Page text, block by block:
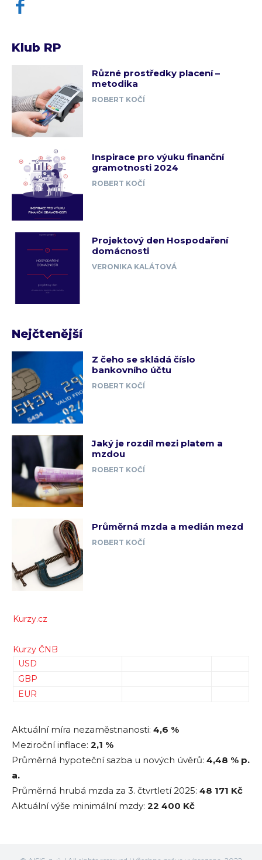
Klub RP
Různé prostředky placení –
metodika
ROBERT KOČÍ
Inspirace pro výuku finanční
gramotnosti 2024
ROBERT KOČÍ
Projektový den Hospodaření
domácnosti
VERONIKA KALÁTOVÁ
Nejčtenější
Z čeho se skládá číslo
bankovního účtu
ROBERT KOČÍ
Jaký je rozdíl mezi platem a
mzdou
ROBERT KOČÍ
Průměrná mzda a medián mezd
ROBERT KOČÍ
Kurzy.cz
Kurzy ČNB
USD
GBP
EUR
Aktuální míra nezaměstnanosti: 4,6 %
Meziroční inflace: 2,1 %
Průměrná hypoteční sazba u nových úvěrů: 4,48 % p.
a.
Průměrná hrubá mzda za 3. čtvrtletí 2025: 48 171 Kč
Aktuální výše minimální mzdy: 22 400 Kč